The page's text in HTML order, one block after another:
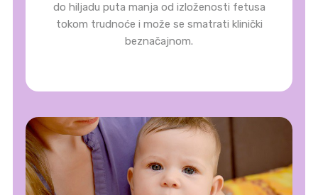
do hiljadu puta manja od izloženosti fetusa
tokom trudnoće i može se smatrati klinički
beznačajnom.